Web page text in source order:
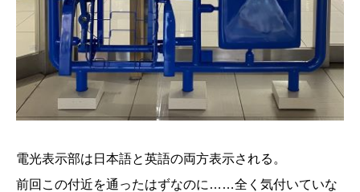
電光表示部は日本語と英語の両方表示される。
前回この付近を通ったはずなのに……全く気付いていな